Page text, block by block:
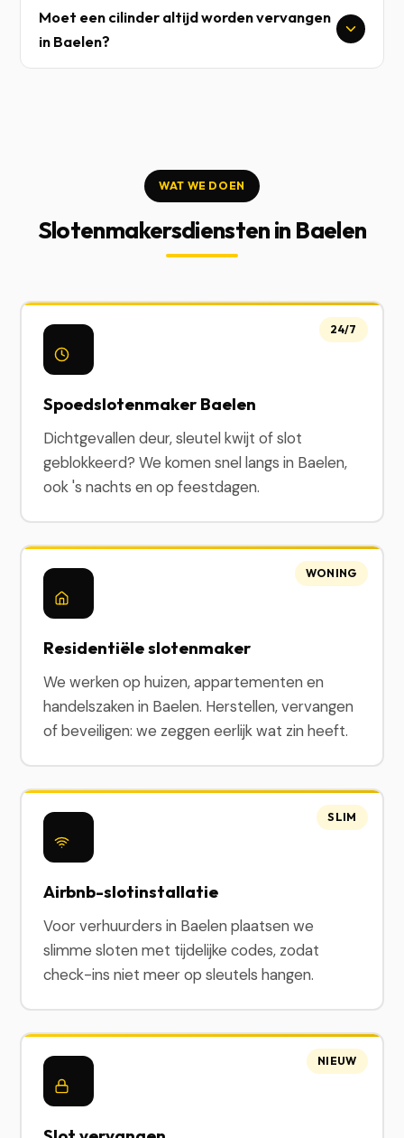
Moet een cilinder altijd worden vervangen
in Baelen?
WAT WE DOEN
Slotenmakersdiensten in Baelen
Spoedslotenmaker Baelen
Dichtgevallen deur, sleutel kwijt of slot
geblokkeerd? We komen snel langs in Baelen,
ook 's nachts en op feestdagen.
24/7
Residentiële slotenmaker
We werken op huizen, appartementen en
handelszaken in Baelen. Herstellen, vervangen
of beveiligen: we zeggen eerlijk wat zin heeft.
WONING
Airbnb-slotinstallatie
Voor verhuurders in Baelen plaatsen we
slimme sloten met tijdelijke codes, zodat
check-ins niet meer op sleutels hangen.
SLIM
NIEUW